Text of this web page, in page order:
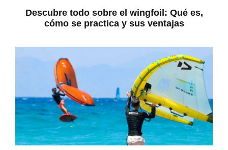
Descubre todo sobre el wingfoil: Qué es,
cómo se practica y sus ventajas